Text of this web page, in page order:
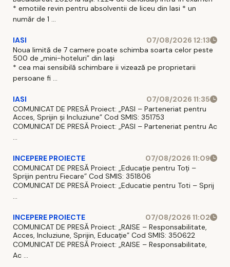
* emotiile revin pentru absolventii de liceu din Iasi * un
număr de 1 ...
IASI
07/08/2026 12:13
Noua limită de 7 camere poate schimba soarta celor peste
500 de „mini-hoteluri” din Iași
* cea mai sensibilă schimbare ii vizează pe proprietarii
persoane fi ...
IASI
07/08/2026 11:35
COMUNICAT DE PRESĂ Proiect: „PASI – Parteneriat pentru
Acces, Sprijin și Incluziune” Cod SMIS: 351753
COMUNICAT DE PRESĂ Proiect: „PASI – Parteneriat pentru Ac
INCEPERE PROIECTE
07/08/2026 11:09
COMUNICAT DE PRESĂ Proiect: „Educație pentru Toți –
Sprijin pentru Fiecare” Cod SMIS: 351806
COMUNICAT DE PRESĂ Proiect: „Educatie pentru Toti – Sprij
INCEPERE PROIECTE
07/08/2026 11:02
COMUNICAT DE PRESĂ Proiect: „RAISE – Responsabilitate,
Acces, Incluziune, Sprijin, Educație” Cod SMIS: 350622
COMUNICAT DE PRESĂ Proiect: „RAISE – Responsabilitate,
Ac ...